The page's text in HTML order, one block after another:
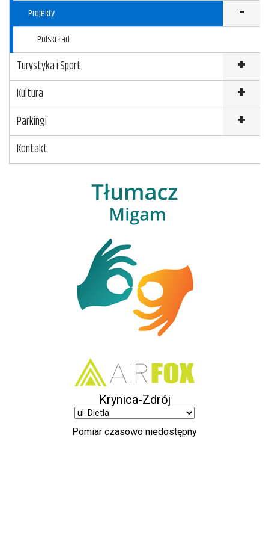
Projekty
Polski Ład
Turystyka i Sport
Kultura
Parkingi
Kontakt